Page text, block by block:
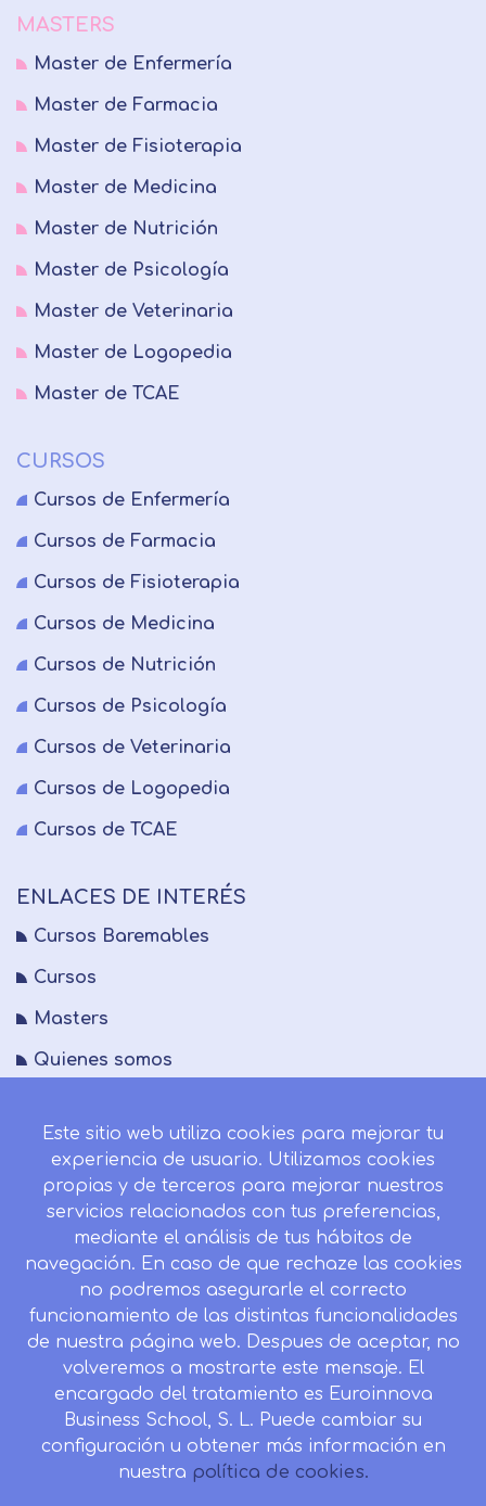
MASTERS
Master de Enfermería
Master de Farmacia
Master de Fisioterapia
Master de Medicina
Master de Nutrición
Master de Psicología
Master de Veterinaria
Master de Logopedia
Master de TCAE
CURSOS
Cursos de Enfermería
Cursos de Farmacia
Cursos de Fisioterapia
Cursos de Medicina
Cursos de Nutrición
Cursos de Psicología
Cursos de Veterinaria
Cursos de Logopedia
Cursos de TCAE
ENLACES DE INTERÉS
Cursos Baremables
Cursos
Masters
Quienes somos
Blog
Mapa del sitio
Desistir contrato aquí
CONTACTO
Camino de la Torrecilla N.º 30 EDIFICIO EDUCA
EDTECH, C.P. 18.200, Maracena (Granada)
958 050 746
Horario de atención al cliente:
Lunes a viernes: 9.00h a 20.00h.
Este sitio web utiliza cookies para mejorar tu
experiencia de usuario. Utilizamos cookies
propias y de terceros para mejorar nuestros
servicios relacionados con tus preferencias,
mediante el análisis de tus hábitos de
navegación. En caso de que rechaze las cookies
no podremos asegurarle el correcto
funcionamiento de las distintas funcionalidades
de nuestra página web. Despues de aceptar, no
volveremos a mostrarte este mensaje. El
encargado del tratamiento es Euroinnova
Business School, S. L. Puede cambiar su
configuración u obtener más información en
nuestra política de cookies.